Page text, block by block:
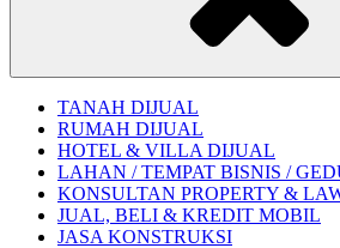
TANAH DIJUAL
RUMAH DIJUAL
HOTEL & VILLA DIJUAL
LAHAN / TEMPAT BISNIS /
KONSULTAN PROPERTY &
JUAL, BELI & KREDIT MOBIL
JASA KONSTRUKSI